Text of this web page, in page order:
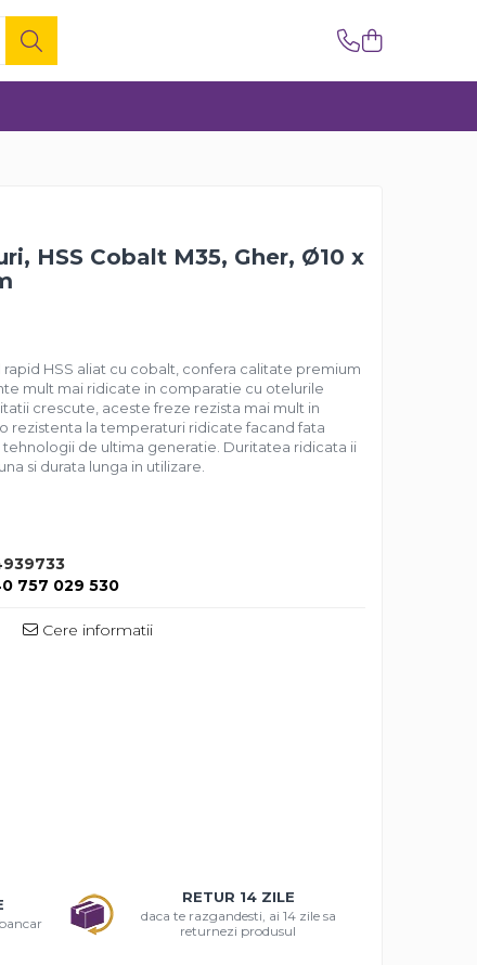
HSS Cobalt M35, Gher, Ø10 x
rapid HSS aliat cu cobalt, confera calitate premium
mult mai ridicate in comparatie cu otelurile
crescute, aceste freze rezista mai mult in
rezistenta la temperaturi ridicate facand fata
de ultima generatie. Duritatea ridicata ii
si durata lunga in utilizare.
757 029 530
Cere informatii
RETUR 14 ZILE
daca te razgandesti, ai 14 zile sa
returnezi produsul